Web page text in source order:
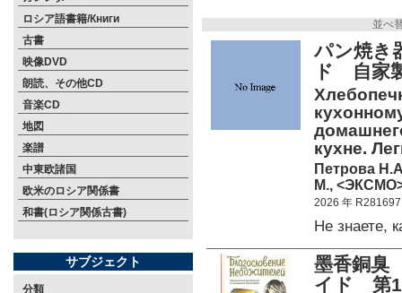
ロシア語書籍/Книги
古書
映像DVD
朗読、その他CD
音楽CD
地図
楽譜
中東欧諸国
欧米のロシア関係書
和書(ロシア関係古書)
サブジェクト
分類
並べ
パン焼き
ド 自家
кухне.
Петрова
М.,
2026 年 R281697
Не знаете,
墨香銅臭
イド